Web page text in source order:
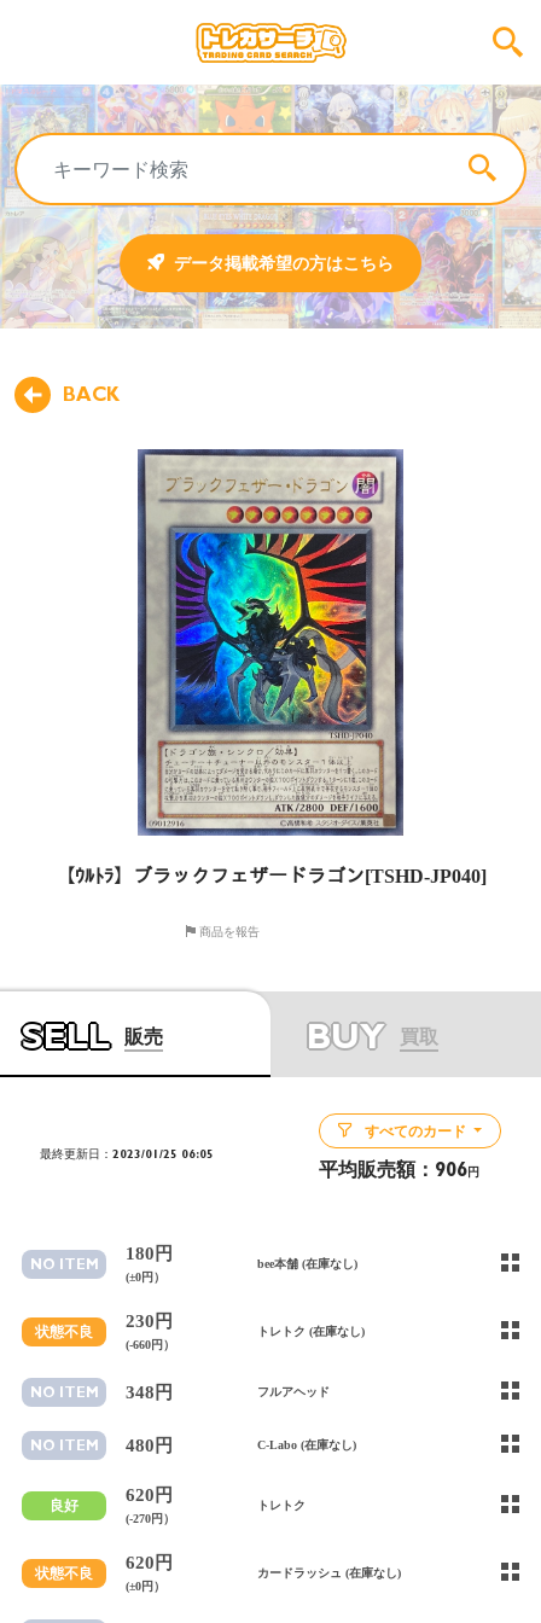
データ掲載希望の方はこちら
BACK
【ｳﾙﾄﾗ】ブラックフェザードラゴン[TSHD-JP040]
商品を報告
SELL 販売 BUY 買取
最終更新日：2023/01/25 06:05
すべてのカード
平均販売額： 906円
NO ITEM
180円
(±0円）
bee本舗 (在庫なし)
状態不良
230円
(-660円）
トレトク (在庫なし)
NO ITEM 348円 フルアヘッド
NO ITEM 480円 C-Labo (在庫なし)
良好
620円
(-270円）
トレトク
状態不良
620円
(±0円）
カードラッシュ (在庫なし)